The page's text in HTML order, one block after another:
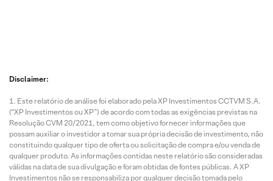
Disclaimer:
Este relatório de análise foi elaborado pela XP Investimentos CCTVM S.A.
(“XP Investimentos ou XP”) de acordo com todas as exigências previstas na
Resolução CVM 20/2021, tem como objetivo fornecer informações que
possam auxiliar o investidor a tomar sua própria decisão de investimento, não
constituindo qualquer tipo de oferta ou solicitação de compra e/ou venda de
qualquer produto. As informações contidas neste relatório são consideradas
válidas na data de sua divulgação e foram obtidas de fontes públicas. A XP
Investimentos não se responsabiliza por qualquer decisão tomada pelo